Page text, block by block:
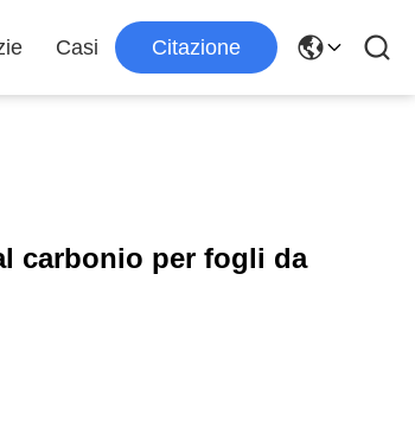
Casi Citazione
carbonio per fogli da